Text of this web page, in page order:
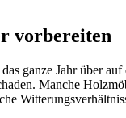
vorbereiten
ganze Jahr über
Manche